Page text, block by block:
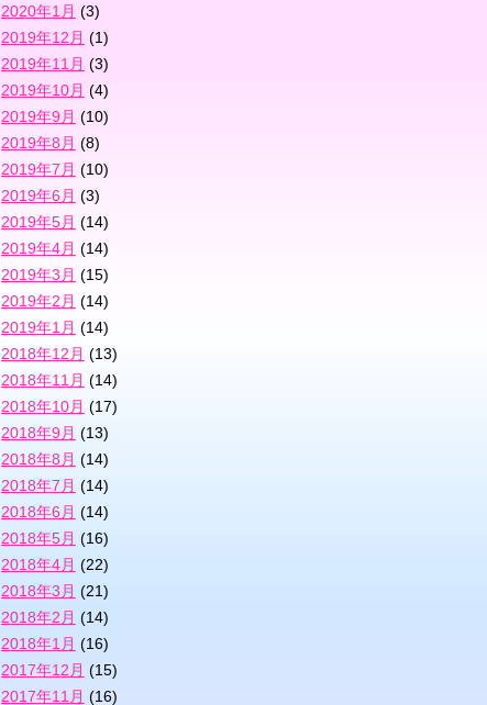
2020年1月 (3)
2019年12月 (1)
2019年11月 (3)
2019年10月 (4)
2019年9月 (10)
2019年8月 (8)
2019年7月 (10)
2019年6月 (3)
2019年5月 (14)
2019年4月 (14)
2019年3月 (15)
2019年2月 (14)
2019年1月 (14)
2018年12月 (13)
2018年11月 (14)
2018年10月 (17)
2018年9月 (13)
2018年8月 (14)
2018年7月 (14)
2018年6月 (14)
2018年5月 (16)
2018年4月 (22)
2018年3月 (21)
2018年2月 (14)
2018年1月 (16)
2017年12月 (15)
2017年11月 (16)